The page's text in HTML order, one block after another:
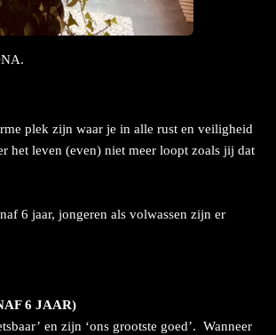
plek zijn waar je in alle rust en veiligheid
het leven (even) niet meer loopt zoals jij dat
6 jaar, jongeren als volwassen zijn er
6 JAAR)
en zijn ‘ons grootste goed’. Wanneer